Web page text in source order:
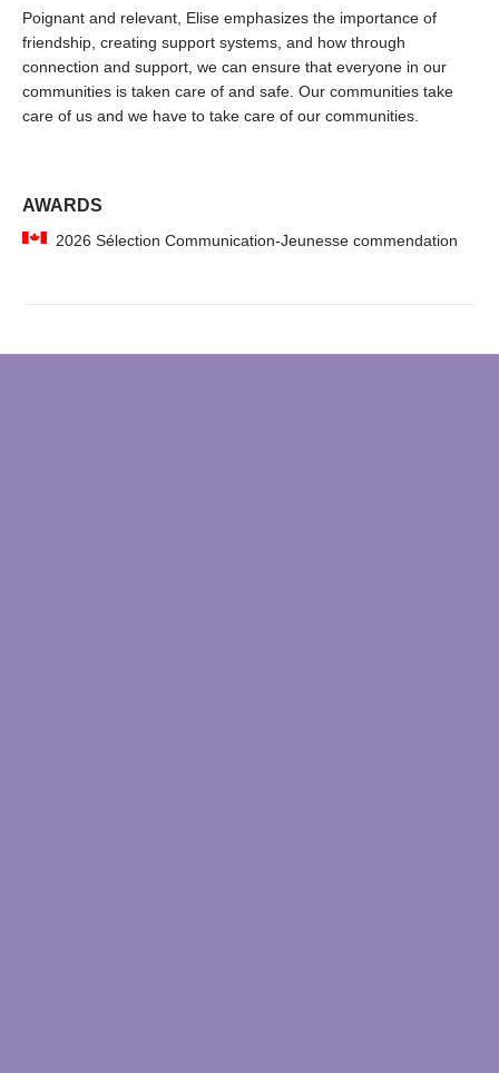
Poignant and relevant, Elise emphasizes the importance of
friendship, creating support systems, and how through
connection and support, we can ensure that everyone in our
communities is taken care of and safe. Our communities take
care of us and we have to take care of our communities.
AWARDS
2026 Sélection Communication-Jeunesse commendation